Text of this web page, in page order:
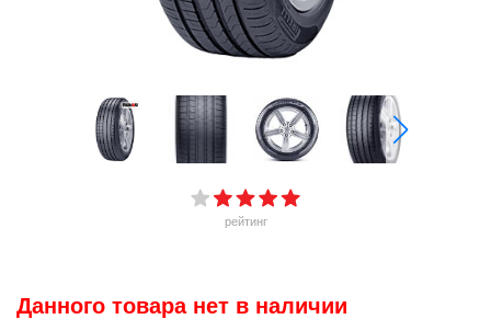
рейтинг
Данного товара нет в наличии